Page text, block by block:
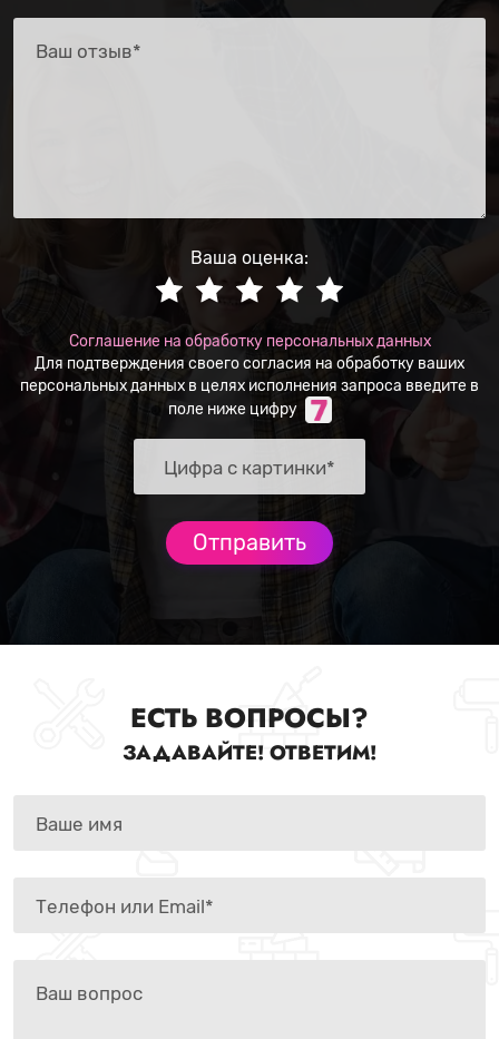
Ваша оценка:
Соглашение на обработку персональных данных
Для подтверждения своего согласия на обработку ваших
персональных данных в целях исполнения запроса введите в
поле ниже цифру
ЕСТЬ ВОПРОСЫ?
ЗАДАВАЙТЕ! ОТВЕТИМ!